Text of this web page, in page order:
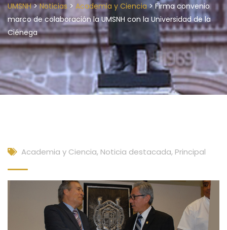
UMSNH>Noticias > Academia y Ciencia>Firma convenio
marco de colaboración la UMSNH con la Universidad de la
Ciénega
Academia y Ciencia, Noticia destacada, Principal